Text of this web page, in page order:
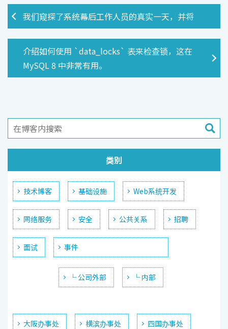
我们窥探了系统幕后工作人员的真实一天，并将
介绍如何使用 `data_locks` 表来检查锁，这在
MySQL 8 中非常有用。
类别
技术博客 基础设施 Web系统开发
网络服务 安全 公共关系 招聘
面试 事件
└ 公司外部 └ 内部
大阪办事处 横滨办事处 四国办事处